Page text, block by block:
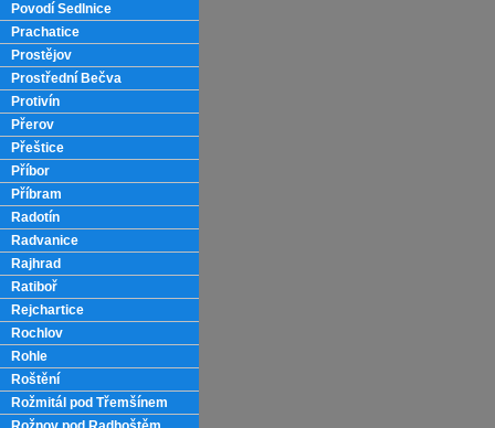
Povodí Sedlnice
Prachatice
Prostějov
Prostřední Bečva
Protivín
Přerov
Přeštice
Příbor
Příbram
Radotín
Radvanice
Rajhrad
Ratiboř
Rejchartice
Rochlov
Rohle
Roštění
Rožmitál pod Třemšínem